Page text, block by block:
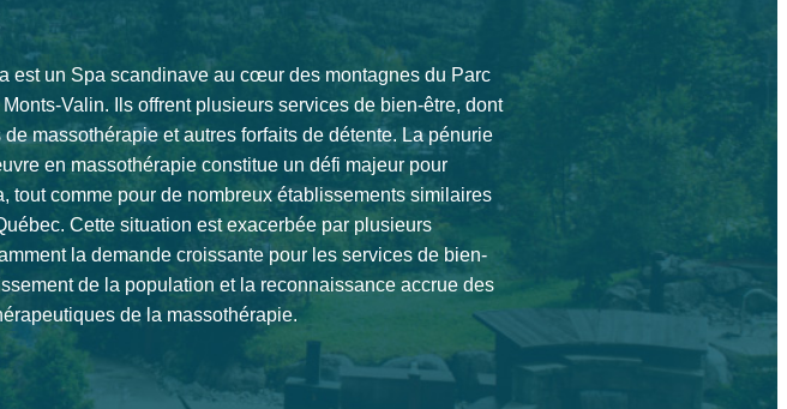
est un Spa scandinave au cœur des montagnes du Parc
Valin. Ils offrent plusieurs services de bien-être, dont
massothérapie et autres forfaits de détente. La pénurie
en massothérapie constitue un défi majeur pour
tout comme pour de nombreux établissements similaires
Cette situation est exacerbée par plusieurs
la demande croissante pour les services de bien-
de la population et la reconnaissance accrue des
de la massothérapie.